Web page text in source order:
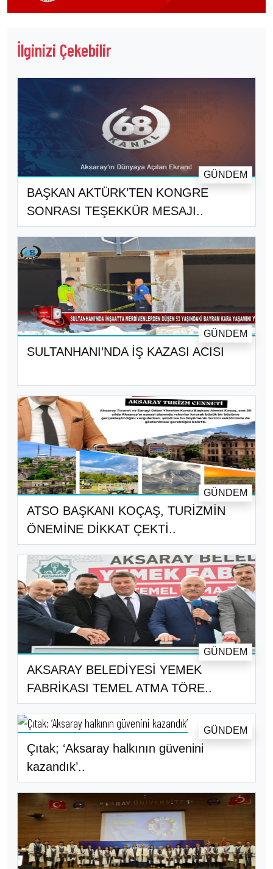
İlginizi Çekebilir
BAŞKAN AKTÜRK’TEN KONGRE
SONRASI TEŞEKKÜR MESAJI..
GÜNDEM
SULTANHANI’NDA İŞ KAZASI ACISI
GÜNDEM
ATSO BAŞKANI KOÇAŞ, TURİZMİN
ÖNEMİNE DİKKAT ÇEKTİ..
GÜNDEM
AKSARAY BELEDİYESİ YEMEK
FABRİKASI TEMEL ATMA TÖRE..
GÜNDEM
Çıtak; ‘Aksaray halkının güvenini
kazandık’..
GÜNDEM